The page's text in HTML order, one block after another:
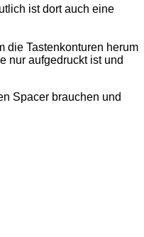
ist dort auch eine
die Tastenkonturen herum
nur aufgedruckt ist und
Spacer brauchen und